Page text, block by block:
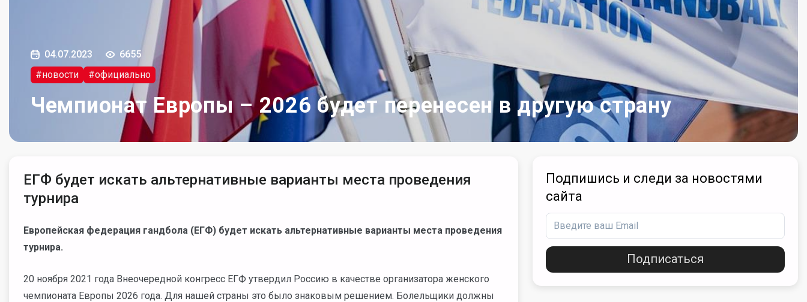
04.07.2023
6655
#новости
#официально
Чемпионат Европы – 2026 будет перенесен в другую страну
ЕГФ будет искать альтернативные варианты места проведения
турнира
Европейская федерация гандбола (ЕГФ) будет искать альтернативные варианты места проведения
турнира.
20 ноября 2021 года Внеочередной конгресс ЕГФ утвердил Россию в качестве организатора женского
чемпионата Европы 2026 года. Для нашей страны это было знаковым решением. Болельщики должны
Подпишись и следи за новостями
сайта
Подписаться